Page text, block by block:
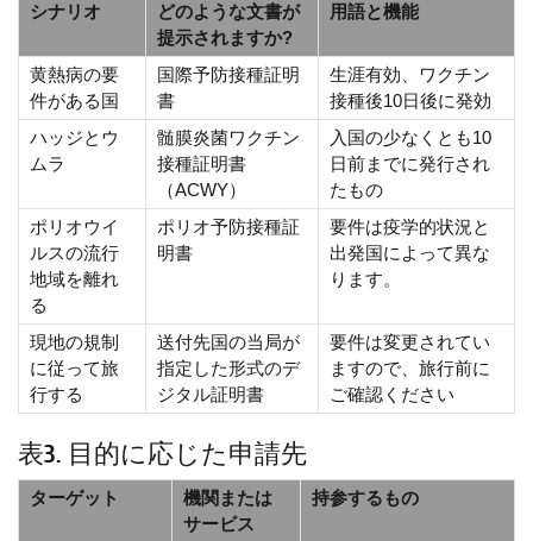
シナリオ
どのような文書が
提示されますか?
用語と機能
黄熱病の要
件がある国
国際予防接種証明
書
生涯有効、ワクチン
接種後10日後に発効
ハッジとウ
ムラ
髄膜炎菌ワクチン
接種証明書
（ACWY）
入国の少なくとも10
日前までに発行され
たもの
ポリオウイ
ルスの流行
地域を離れ
る
ポリオ予防接種証
明書
要件は疫学的状況と
出発国によって異な
ります。
現地の規制
に従って旅
行する
送付先国の当局が
指定した形式のデ
ジタル証明書
要件は変更されてい
ますので、旅行前に
ご確認ください
表3. 目的に応じた申請先
ターゲット
機関または
サービス
持参するもの